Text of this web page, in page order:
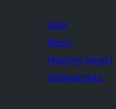
Über
News
Hosting (engl.)
Datenschutz